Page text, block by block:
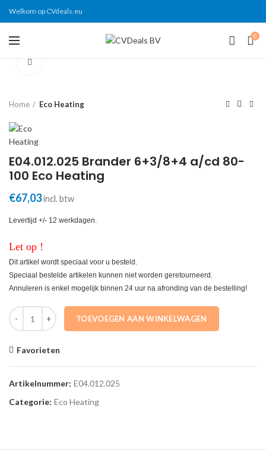
Welkom op CVdeals.eu
0
Home Eco Heating
E04.012.025 Brander 6+3/8+4 a/cd 80-
100 Eco Heating
€67,03incl. btw
Levertijd +/- 12 werkdagen.
Let op !
Dit artikel wordt speciaal voor u besteld.
Speciaal bestelde artikelen kunnen niet worden geretourneerd.
Annuleren is enkel mogelijk binnen 24 uur na afronding van de bestelling!
E04.012.025 Brander 6+3/8+4 a/cd 80-100 Eco Heating aantal
TOEVOEGEN AAN WINKELWAGEN
Favorieten
Artikelnummer: E04.012.025
Categorie: Eco Heating